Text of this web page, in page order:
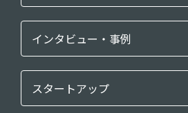
インタビュー・事例
スタートアップ